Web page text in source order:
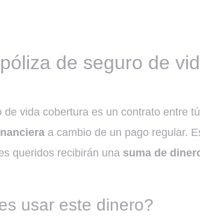
de seguro de
de vida cobertura es un contrato entre
a cambio de un pago regular.
queridos recibirán una suma de
usar este dinero?